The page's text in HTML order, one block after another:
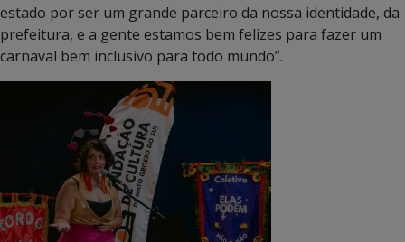
estado por ser um grande parceiro da nossa identidade, da
prefeitura, e a gente estamos bem felizes para fazer um
carnaval bem inclusivo para todo mundo”.